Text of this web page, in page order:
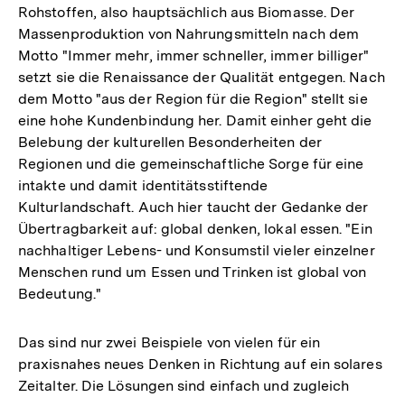
Rohstoffen, also hauptsächlich aus Biomasse. Der
Massenproduktion von Nahrungsmitteln nach dem
Motto "Immer mehr, immer schneller, immer billiger"
setzt sie die Renaissance der Qualität entgegen. Nach
dem Motto "aus der Region für die Region" stellt sie
eine hohe Kundenbindung her. Damit einher geht die
Belebung der kulturellen Besonderheiten der
Regionen und die gemeinschaftliche Sorge für eine
intakte und damit identitätsstiftende
Kulturlandschaft. Auch hier taucht der Gedanke der
Übertragbarkeit auf: global denken, lokal essen. "Ein
nachhaltiger Lebens- und Konsumstil vieler einzelner
Menschen rund um Essen und Trinken ist global von
Bedeutung."
Das sind nur zwei Beispiele von vielen für ein
praxisnahes neues Denken in Richtung auf ein solares
Zeitalter. Die Lösungen sind einfach und zugleich